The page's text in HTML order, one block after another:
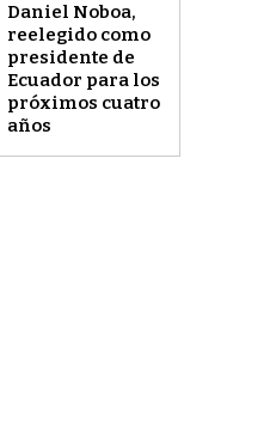
Daniel Noboa,
reelegido como
presidente de
Ecuador para los
próximos cuatro
años